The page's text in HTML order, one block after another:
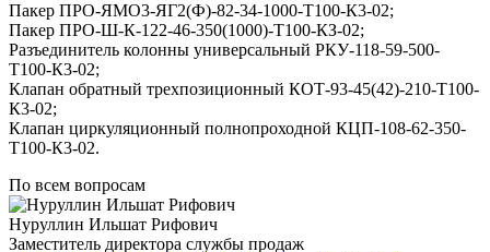
Пакер ПРО-ЯМО3-ЯГ2(Ф)-82-34-1000-Т100-К3-02;
Пакер ПРО-Ш-К-122-46-350(1000)-Т100-КЗ-02;
Разъединитель колонны универсальный РКУ-118-59-500-
Т100-К3-02;
Клапан обратный трехпозиционный КОТ-93-45(42)-210-Т100-
К3-02;
Клапан циркуляционный полнопроходной КЦП-108-62-350-
Т100-К3-02.
По всем вопросам
Нуруллин Ильшат Рифович
Заместитель директора службы продаж